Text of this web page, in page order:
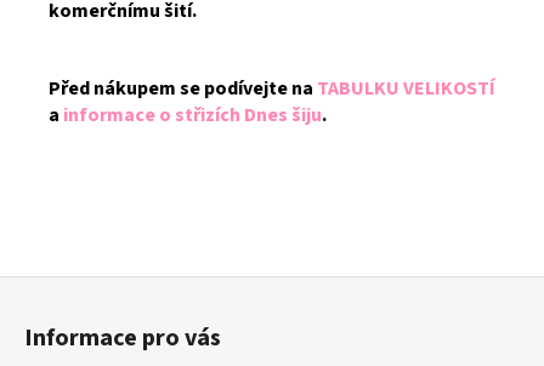
komerčnímu šití.
Před nákupem se podívejte na TABULKU VELIKOSTÍ
a informace o střizích Dnes šiju.
Z
Informace pro vás